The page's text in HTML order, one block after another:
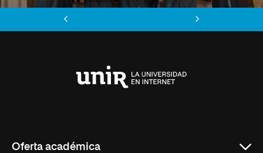
Oferta académica